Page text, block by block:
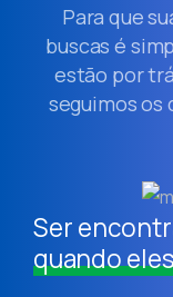
Para que
buscas é
estão por
seguimos os
Ser
quando